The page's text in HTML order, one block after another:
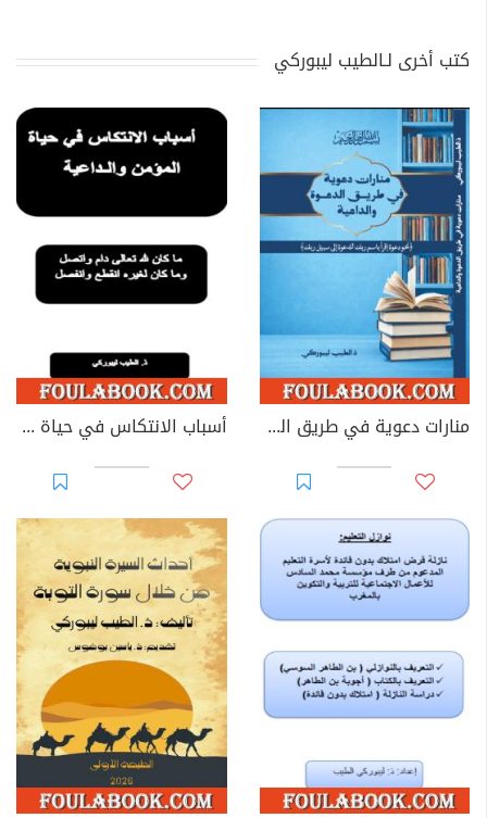
كتب أخرى لـالطيب ليبوركي
منارات دعوية في طريق الدعوة والداعية أسباب الانتكاس في حياة المؤمن والداعية